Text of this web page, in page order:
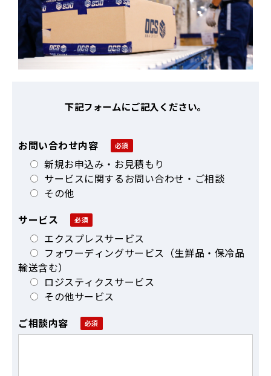
下記フォームにご記入ください。
お問い合わせ内容
新規お申込み・お見積もり
サービスに関するお問い合わせ・ご相談
その他
サービス
エクスプレスサービス
フォワーディングサービス（生鮮品・保冷品
輸送含む）
ロジスティクスサービス
その他サービス
ご相談内容